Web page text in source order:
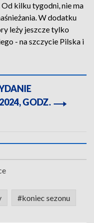
kilku tygodni, nie ma
W dodatku
leży jeszcze tylko
- na szczycie Pilska i
GODZ.
#koniec sezonu